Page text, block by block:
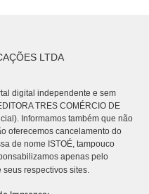
LTDA
digital independente e sem
TRES COMÉRCIO DE
Informamos também que não
oferecemos cancelamento do
de nome ISTOÉ, tampouco
apenas pelo
seus respectivos sites.